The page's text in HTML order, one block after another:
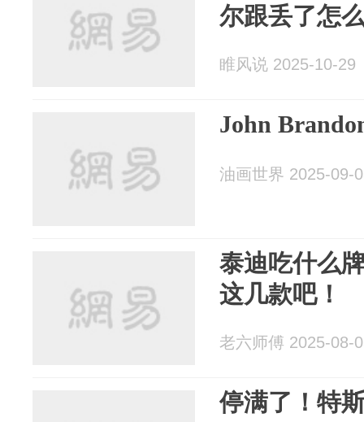
尔跟丢了怎
睢风说 2025-10-29
John
油画世界 2025-09-
泰迪吃什么
这几款吧！
老六师傅 2025-08-
停满了！特